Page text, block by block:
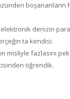
boşananların
denizin
ta kendisi.
misliyle fazlasını
öğrendik.